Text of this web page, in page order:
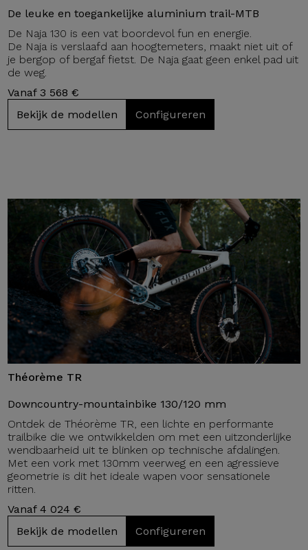
De leuke en toegankelijke aluminium trail-MTB
De Naja 130 is een vat boordevol fun en energie.
De Naja is verslaafd aan hoogtemeters, maakt niet uit of
je bergop of bergaf fietst. De Naja gaat geen enkel pad uit
de weg.
Vanaf 3 568 €
Bekijk de modellen
Configureren
Théorème TR
Downcountry-mountainbike 130/120 mm
Ontdek de Théorème TR, een lichte en performante
trailbike die we ontwikkelden om met een uitzonderlijke
wendbaarheid uit te blinken op technische afdalingen.
Met een vork met 130mm veerweg en een agressieve
geometrie is dit het ideale wapen voor sensationele
ritten.
Vanaf 4 024 €
Bekijk de modellen
Configureren